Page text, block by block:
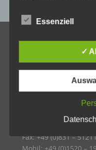
Allgäuer Holzschilder
Inh. Jörg Schmid
Tel.: +49 (0)831 –
oder +49 (0)831 –
Fax: +49 (0)831 –
unter anderem die
a)
Personenbezogene
die sich auf eine
natürliche Person
Person") beziehen.
natürliche Person
Kennung wie einem
Essenziell
✓